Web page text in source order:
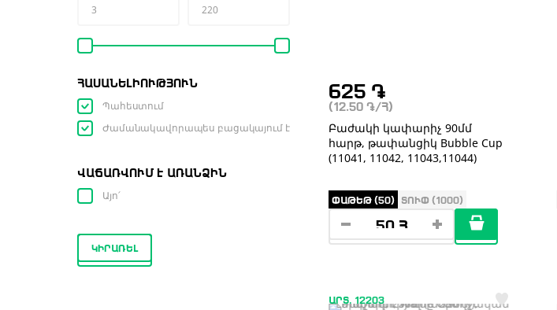
ՀԱՍԱՆԵԼԻՈՒԹՅՈՒՆ
Պահեստում
Ժամանակավորապես բացակայում է
ՎԱՃԱՌՎՈՒՄ Է ԱՌԱՆՁԻՆ
Այո՛
ԿԻՐԱՌԵԼ
625 ֏
(12.50 ֏ /Հ)
Բաժակի կափարիչ 90մմ
հարթ, թափանցիկ Bubble Cup
(11041, 11042, 11043,11044)
ՓԱԹԵԹ (50) ՏՈՒՓ (1000)
ԱՐՏ. 12203